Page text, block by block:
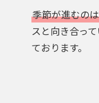
季節が進むの
スと向き合っ
ております。